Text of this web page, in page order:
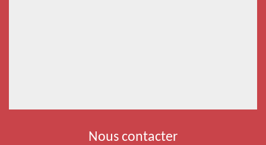
Nous contacter